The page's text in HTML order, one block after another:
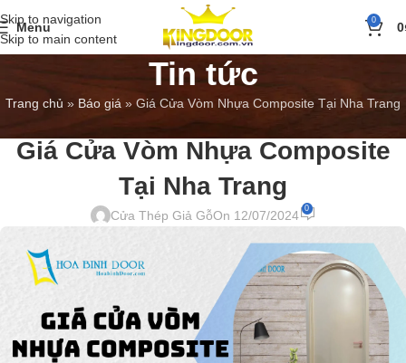
Skip to navigation
Skip to main content
Menu 0 0
Tin tức
Trang chủ » Báo giá » Giá Cửa Vòm Nhựa Composite Tại Nha Trang
BÁO GIÁ,
Giá Cửa Vòm Nhựa Composite
Tại Nha Trang
Cửa Thép Giả GỗOn 12/07/2024 0